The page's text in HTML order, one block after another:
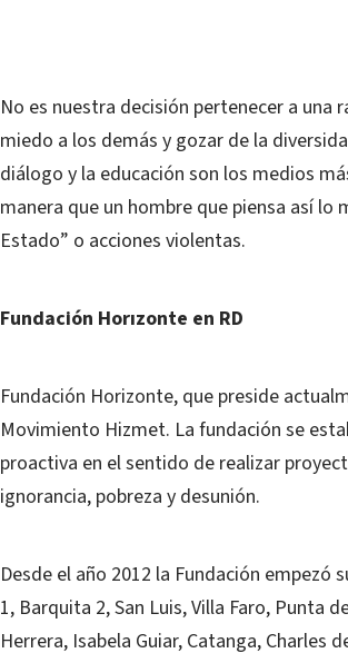
No es nuestra decisión pertenecer a una
miedo a los demás y gozar de la
diálogo y la educación son los medios
manera que un hombre que piensa así lo
Estado” o acciones violentas.
Fundación Horızonte en RD
Fundación Horizonte, que preside
Movimiento Hizmet. La fundación se
proactiva en el sentido de realizar
ignorancia, pobreza y desunión.
Desde el año 2012 la Fundación
1, Barquita 2, San Luis, Villa Faro, Punta
Herrera, Isabela Guiar, Catanga, Charles